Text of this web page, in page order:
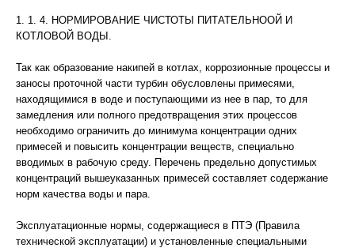
1. 1. 4. НОРМИРОВАНИЕ ЧИСТОТЫ ПИТАТЕЛЬНООЙ И
КОТЛОВОЙ ВОДЫ.
Так как образование накипей в котлах, коррозионные процессы и
заносы проточной части турбин обусловлены примесями,
находящимися в воде и поступающими из нее в пар, то для
замедления или полного предотвращения этих процессов
необходимо ограничить до минимума концентрации одних
примесей и повысить концентрации веществ, специально
вводимых в рабочую среду. Перечень предельно допустимых
концентраций вышеуказанных примесей составляет содержание
норм качества воды и пара.
Эксплуатационные нормы, содержащиеся в ПТЭ (Правила
технической эксплуатации) и установленные специальными